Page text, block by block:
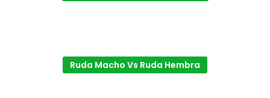
Ruda Macho Vs Ruda Hembra